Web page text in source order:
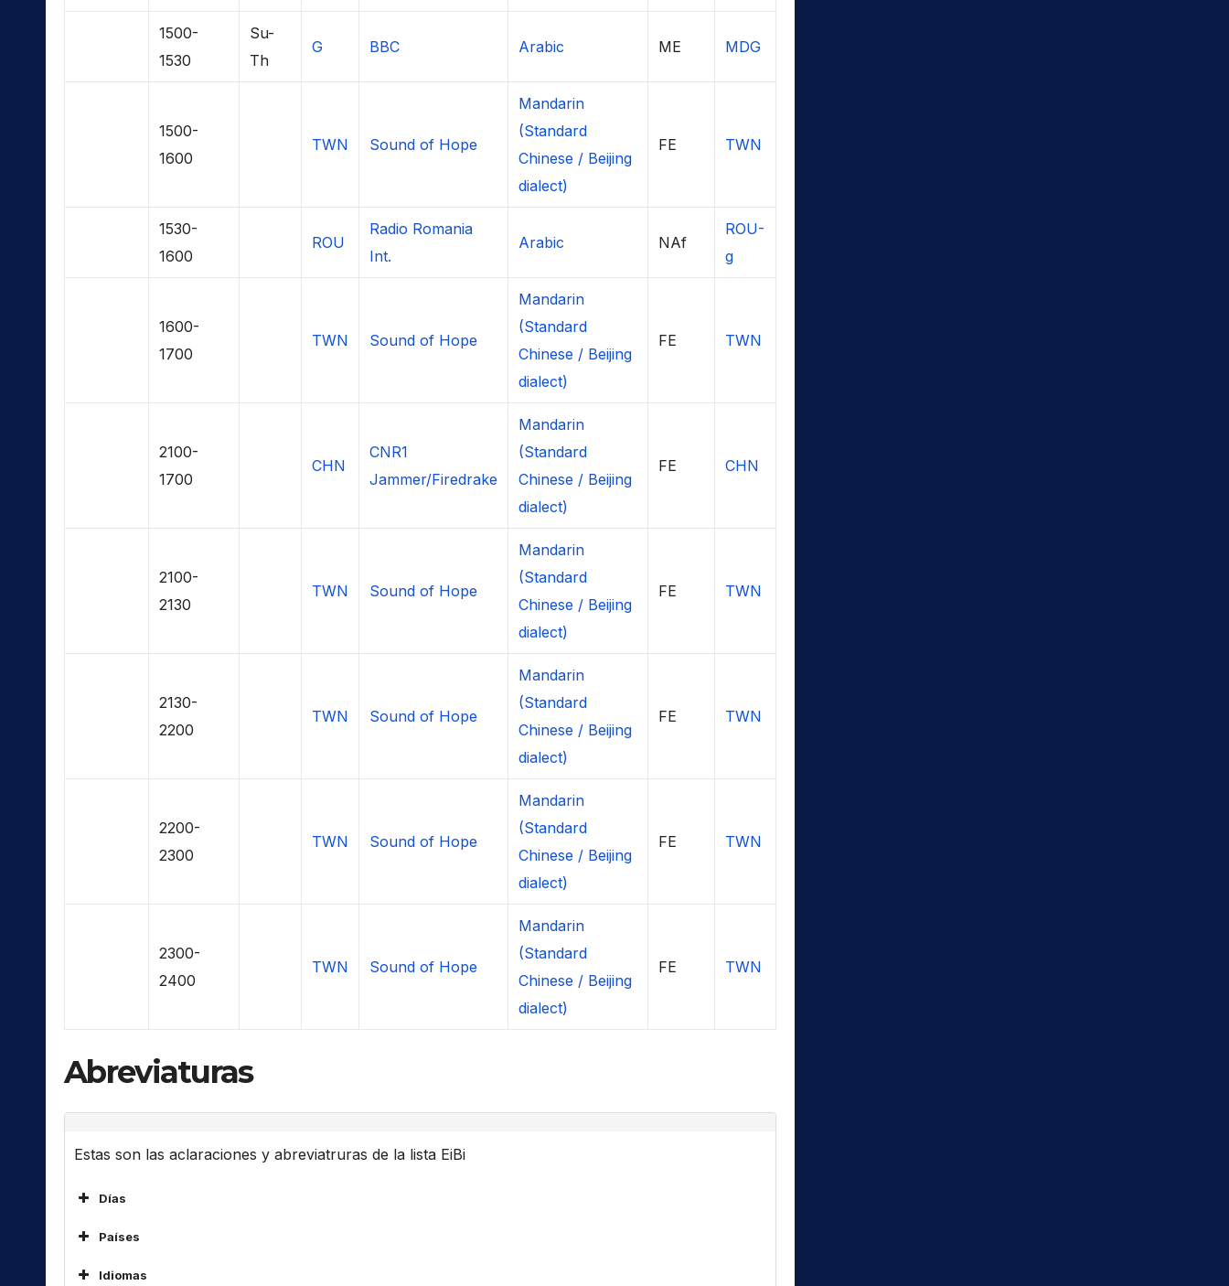
1500-
1530
Su-
Th
G BBC Arabic ME MDG
1500-
1600
TWN Sound of Hope
Mandarin
(Standard
Chinese / Beijing
dialect)
FE TWN
1530-
1600
ROU
Radio Romania
Int.
Arabic NAf
ROU-
g
1600-
1700
TWN Sound of Hope
Mandarin
(Standard
Chinese / Beijing
dialect)
FE TWN
2100-
1700
CHN
CNR1
Jammer/Firedrake
Mandarin
(Standard
Chinese / Beijing
dialect)
FE CHN
2100-
2130
TWN Sound of Hope
Mandarin
(Standard
Chinese / Beijing
dialect)
FE TWN
2130-
2200
TWN Sound of Hope
Mandarin
(Standard
Chinese / Beijing
dialect)
FE TWN
2200-
2300
TWN Sound of Hope
Mandarin
(Standard
Chinese / Beijing
dialect)
FE TWN
2300-
2400
TWN Sound of Hope
Mandarin
(Standard
Chinese / Beijing
dialect)
FE TWN
Abreviaturas
Estas son las aclaraciones y abreviatruras de la lista EiBi
Días
Países
Idiomas